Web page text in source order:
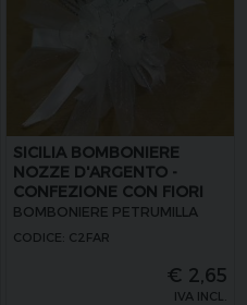
SICILIA BOMBONIERE
NOZZE D'ARGENTO -
CONFEZIONE CON FIORI
ARGENTO
BOMBONIERE PETRUMILLA
CODICE: C2FAR
€ 2,65
IVA INCL.